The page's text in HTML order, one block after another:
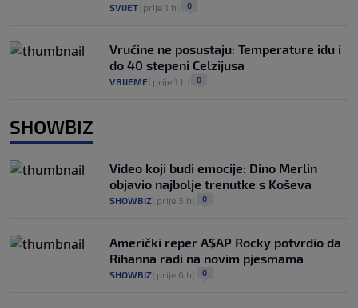
SVIJET prije 1 h 0
Vrućine ne posustaju: Temperature idu i
do 40 stepeni Celzijusa
VRIJEME prije 1 h 0
SHOWBIZ
Video koji budi emocije: Dino Merlin
objavio najbolje trenutke s Koševa
SHOWBIZ prije 3 h 0
Američki reper A$AP Rocky potvrdio da
Rihanna radi na novim pjesmama
SHOWBIZ prije 6 h 0